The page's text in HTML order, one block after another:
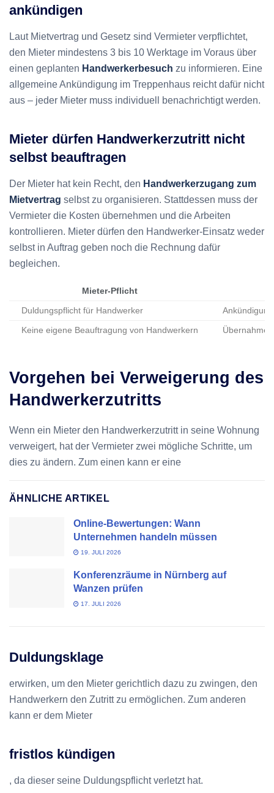
ankündigen
Laut Mietvertrag und Gesetz sind Vermieter verpflichtet,
den Mieter mindestens 3 bis 10 Werktage im Voraus über
einen geplanten Handwerkerbesuch zu informieren. Eine
allgemeine Ankündigung im Treppenhaus reicht dafür nicht
aus – jeder Mieter muss individuell benachrichtigt werden.
Mieter dürfen Handwerkerzutritt nicht
selbst beauftragen
Der Mieter hat kein Recht, den Handwerkerzugang zum
Mietvertrag selbst zu organisieren. Stattdessen muss der
Vermieter die Kosten übernehmen und die Arbeiten
kontrollieren. Mieter dürfen den Handwerker-Einsatz weder
selbst in Auftrag geben noch die Rechnung dafür
begleichen.
Mieter-Pflicht
Duldungspflicht für Handwerker
Keine eigene Beauftragung von Handwerkern Übernahme
Vorgehen bei Verweigerung des
Handwerkerzutritts
Wenn ein Mieter den Handwerkerzutritt in seine Wohnung
verweigert, hat der Vermieter zwei mögliche Schritte, um
dies zu ändern. Zum einen kann er eine
ÄHNLICHE ARTIKEL
Online-Bewertungen: Wann
Unternehmen handeln müssen
19. JULI 2026
Konferenzräume in Nürnberg auf
Wanzen prüfen
17. JULI 2026
Duldungsklage
erwirken, um den Mieter gerichtlich dazu zu zwingen, den
Handwerkern den Zutritt zu ermöglichen. Zum anderen
kann er dem Mieter
fristlos kündigen
, da dieser seine Duldungspflicht verletzt hat.